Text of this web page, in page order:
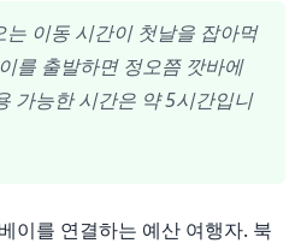
는 이동 시간이 첫날을 잡아먹
를 출발하면 정오쯤 깟바에
가능한 시간은 약 5시간입니
이를 연결하는 예산 여행자. 북